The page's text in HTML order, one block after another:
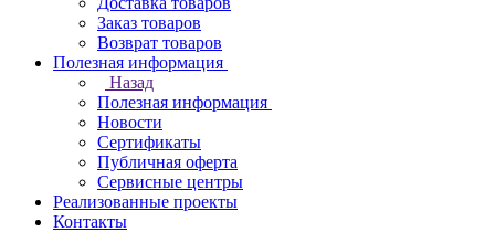
Заказ товаров
Возврат товаров
Полезная информация
Назад
Полезная информация
Новости
Сертификаты
Публичная оферта
Сервисные центры
Реализованные проекты
Контакты